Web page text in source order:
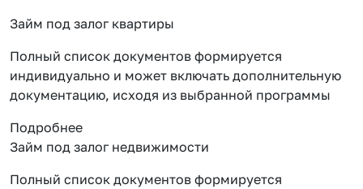
Займ под залог квартиры
Полный список документов формируется
индивидуально и может включать дополнительную
документацию, исходя из выбранной программы
Подробнее
Займ под залог недвижимости
Полный список документов формируется